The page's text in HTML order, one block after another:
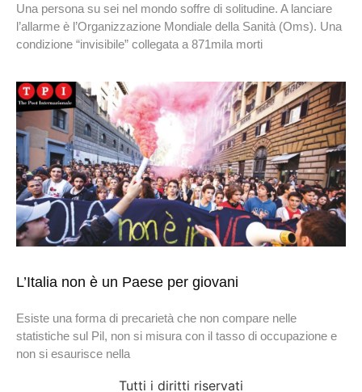
Una persona su sei nel mondo soffre di solitudine. A lanciare
l’allarme è l’Organizzazione Mondiale della Sanità (Oms). Una
condizione “invisibile” collegata a 871mila morti
L’Italia non è un Paese per giovani
Esiste una forma di precarietà che non compare nelle
statistiche sul Pil, non si misura con il tasso di occupazione e
non si esaurisce nella
Tutti i diritti riservati